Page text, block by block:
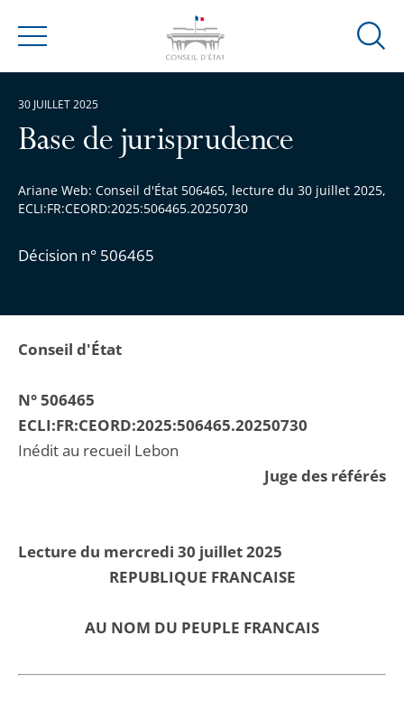
Menu
Ouvrir
Base de jurisprudence
Ariane Web: Conseil d'État 506465, lecture du 30 juillet 2025,
ECLI:FR:CEORD:2025:506465.20250730
Décision n° 506465
30 JUILLET 2025
Conseil d'État
N° 506465
ECLI:FR:CEORD:2025:506465.20250730
Inédit au recueil Lebon
Juge des référés
Lecture du mercredi 30 juillet 2025
REPUBLIQUE FRANCAISE
AU NOM DU PEUPLE FRANCAIS